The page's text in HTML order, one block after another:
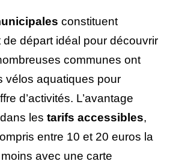
constituent
départ idéal pour découvrir
communes ont
vélos aquatiques pour
d’activités. L’avantage
les tarifs accessibles,
entre 10 et 20 euros la
avec une carte